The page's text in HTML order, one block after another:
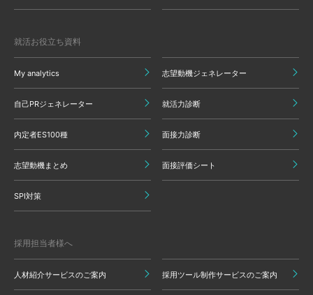
就活お役立ち資料
My analytics 志望動機ジェネレーター
自己PRジェネレーター 就活力診断
内定者ES100種 面接力診断
志望動機まとめ 面接評価シート
SPI対策
採用担当者様へ
人材紹介サービスのご案内 採用ツール制作サービスのご案内